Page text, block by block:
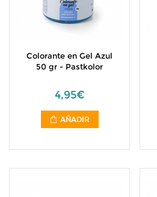
Colorante en Gel Azul
50 gr - Pastkolor
4,95€
AÑADIR